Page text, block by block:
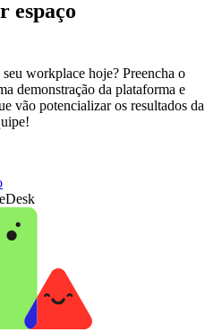
espaço
workplace hoje? Preencha o
demonstração da plataforma e
vão potencializar os resultados da